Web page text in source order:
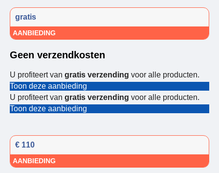
gratis
AANBIEDING
Geen verzendkosten
U profiteert van gratis verzending voor alle producten.
Toon deze aanbieding
U profiteert van gratis verzending voor alle producten.
Toon deze aanbieding
€ 110
AANBIEDING